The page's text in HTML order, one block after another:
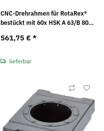
CNC-Drehrahmen für RotaRex®
bestückt mit 60x HSK A 63/B 80
(BxTxH): 74 x 103 x 17
561,75 € *
lieferbar